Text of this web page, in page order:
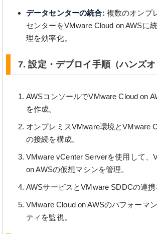
データセンターの統合: 複数のオンプ
センターをVMware Cloud on AWSに
理を効率化。
7. 設定・デプロイ手順（ハンズオ
AWSコンソールでVMware Cloud on
を作成。
オンプレミスVMware環境とVMware
の接続を構成。
VMware vCenter Serverを使用して、
on AWSの仮想マシンを管理。
AWSサービスとVMware SDDCの連携
VMware Cloud on AWSのパフォーマ
ティを監視。